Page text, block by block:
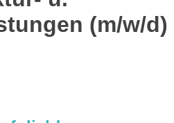
(m/w/d)